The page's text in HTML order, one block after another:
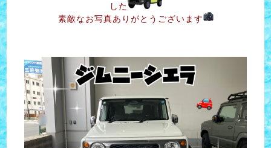
した
素敵なお写真ありがとうございます